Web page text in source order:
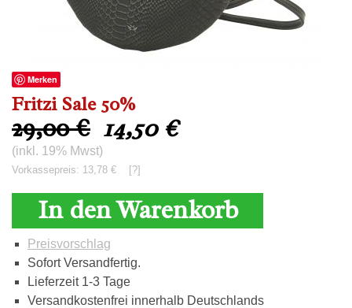
Merken
Fritzi Sale 50%
29,00 € 14,50 €
(inkl. 19% Mwst)
Vorkassepreis: 13,78 € [?]
In den Warenkorb
Preisvorschlag
Sofort Versandfertig.
Lieferzeit 1-3 Tage
Versandkostenfrei innerhalb Deutschlands